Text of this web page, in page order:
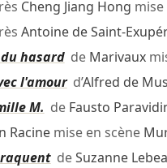
Cheng Jiang Hong mise
Antoine de Saint-
hasardde Marivaux
l'amourd’Alfred de
M. de Fausto
Racinemise en scène
deSuzanne